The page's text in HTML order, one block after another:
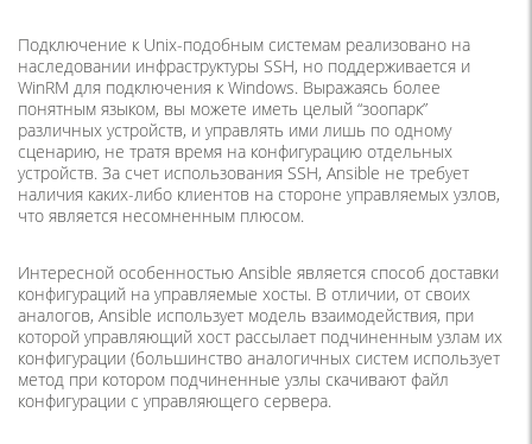
Подключение к Unix-подобным системам реализовано на
наследовании инфраструктуры SSH, но поддерживается и
WinRM для подключения к Windows. Выражаясь более
понятным языком, вы можете иметь целый “зоопарк”
различных устройств, и управлять ими лишь по одному
сценарию, не тратя время на конфигурацию отдельных
устройств. За счет использования SSH, Ansible не требует
наличия каких-либо клиентов на стороне управляемых узлов,
что является несомненным плюсом.
Интересной особенностью Ansible является способ доставки
конфигураций на управляемые хосты. В отличии, от своих
аналогов, Ansible использует модель взаимодействия, при
которой управляющий хост рассылает подчиненным узлам их
конфигурации (большинство аналогичных систем использует
метод при котором подчиненные узлы скачивают файл
конфигурации с управляющего сервера.